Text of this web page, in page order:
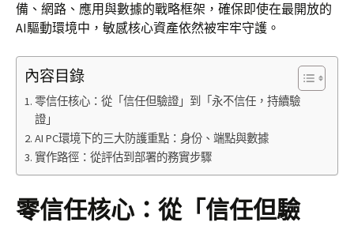
備、網路、應用與數據的戰略框架，確保即使在最開放的
AI驅動環境中，敏感核心資產依然被牢牢守護。
內容目錄
零信任核心：從「信任但驗證」到「永不信任，持續驗
證」
AI PC環境下的三大防護重點：身份、端點與數據
實作路徑：從評估到部署的務實步驟
零信任核心：從「信任但驗